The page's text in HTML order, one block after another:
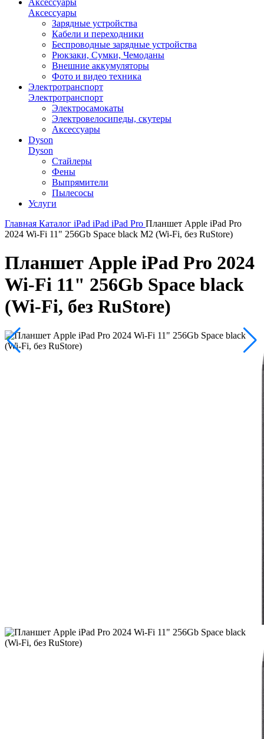
Аксессуары
Аксессуары
Зарядные устройства
Кабели и переходники
Беспроводные зарядные устройства
Рюкзаки, Сумки, Чемоданы
Внешние аккумуляторы
Фото и видео техника
Электротранспорт
Электротранспорт
Электросамокаты
Электровелосипеды, скутеры
Аксессуары
Dyson
Dyson
Стайлеры
Фены
Выпрямители
Пылесосы
Услуги
Главная Каталог iPad iPad iPad Pro Планшет Apple iPad Pro
2024 Wi-Fi 11" 256Gb Space black M2 (Wi-Fi, без RuStore)
Планшет Apple iPad Pro 2024
Wi-Fi 11" 256Gb Space black
(Wi-Fi, без RuStore)